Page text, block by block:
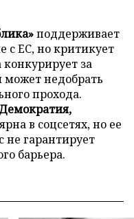
поддерживает
с ЕС, но критикует
за
может недобрать
прохода.
в соцсетях, но ее
не гарантирует
барьера.